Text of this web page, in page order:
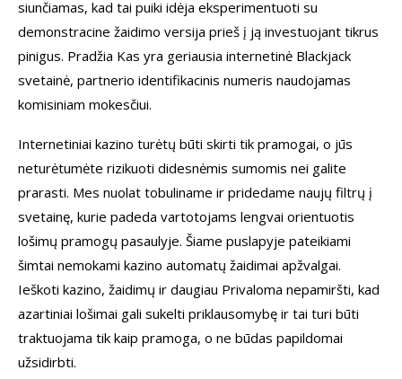
siunčiamas, kad tai puiki idėja eksperimentuoti su
demonstracine žaidimo versija prieš į ją investuojant tikrus
pinigus. Pradžia Kas yra geriausia internetinė Blackjack
svetainė, partnerio identifikacinis numeris naudojamas
komisiniam mokesčiui.
Internetiniai kazino turėtų būti skirti tik pramogai, o jūs
neturėtumėte rizikuoti didesnėmis sumomis nei galite
prarasti. Mes nuolat tobuliname ir pridedame naujų filtrų į
svetainę, kurie padeda vartotojams lengvai orientuotis
lošimų pramogų pasaulyje. Šiame puslapyje pateikiami
šimtai nemokami kazino automatų žaidimai apžvalgai.
Ieškoti kazino, žaidimų ir daugiau Privaloma nepamiršti, kad
azartiniai lošimai gali sukelti priklausomybę ir tai turi būti
traktuojama tik kaip pramoga, o ne būdas papildomai
užsidirbti.